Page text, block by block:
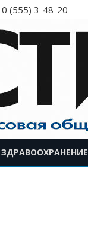
0 (555) 3-48-20
к
содержимому
ЗДРАВООХРАНЕНИЕ